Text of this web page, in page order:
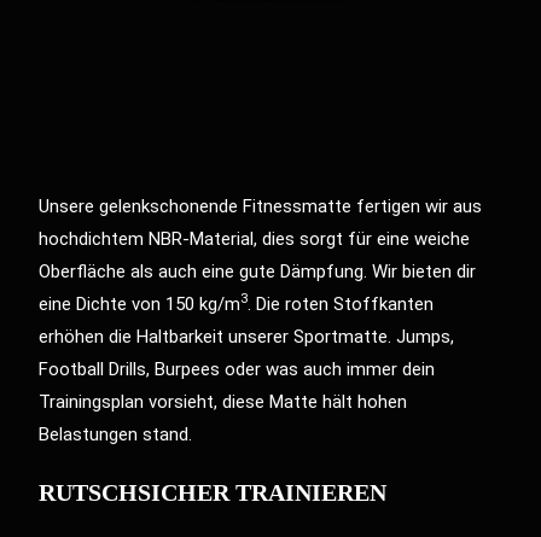
Unsere gelenkschonende Fitnessmatte fertigen wir aus
hochdichtem NBR-Material, dies sorgt für eine weiche
Oberfläche als auch eine gute Dämpfung. Wir bieten dir
eine Dichte von 150 kg/m3. Die roten Stoffkanten
erhöhen die Haltbarkeit unserer Sportmatte. Jumps,
Football Drills, Burpees oder was auch immer dein
Trainingsplan vorsieht, diese Matte hält hohen
Belastungen stand.
RUTSCHSICHER TRAINIEREN